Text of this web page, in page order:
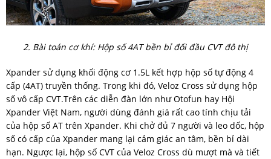
2. Bài toán cơ khí: Hộp số 4AT bền bỉ đối đầu CVT đô thị
Xpander sử dụng khối động cơ 1.5L kết hợp hộp số tự động 4
cấp (4AT) truyền thống. Trong khi đó, Veloz Cross sử dụng hộp
số vô cấp CVT.Trên các diễn đàn lớn như Otofun hay Hội
Xpander Việt Nam, người dùng đánh giá rất cao tính chịu tải
của hộp số AT trên Xpander. Khi chở đủ 7 người và leo dốc, hộp
số có cấp của Xpander mang lại cảm giác an tâm, bền bỉ dài
hạn. Ngược lại, hộp số CVT của Veloz Cross dù mượt mà và tiết